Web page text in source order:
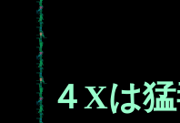
４Xは